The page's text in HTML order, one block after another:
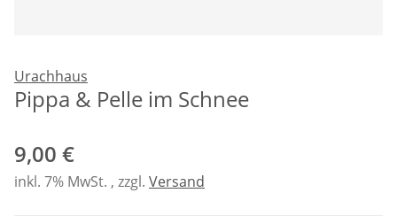
Urachhaus
Pippa & Pelle im Schnee
9,00 €
inkl. 7% MwSt. , zzgl. Versand